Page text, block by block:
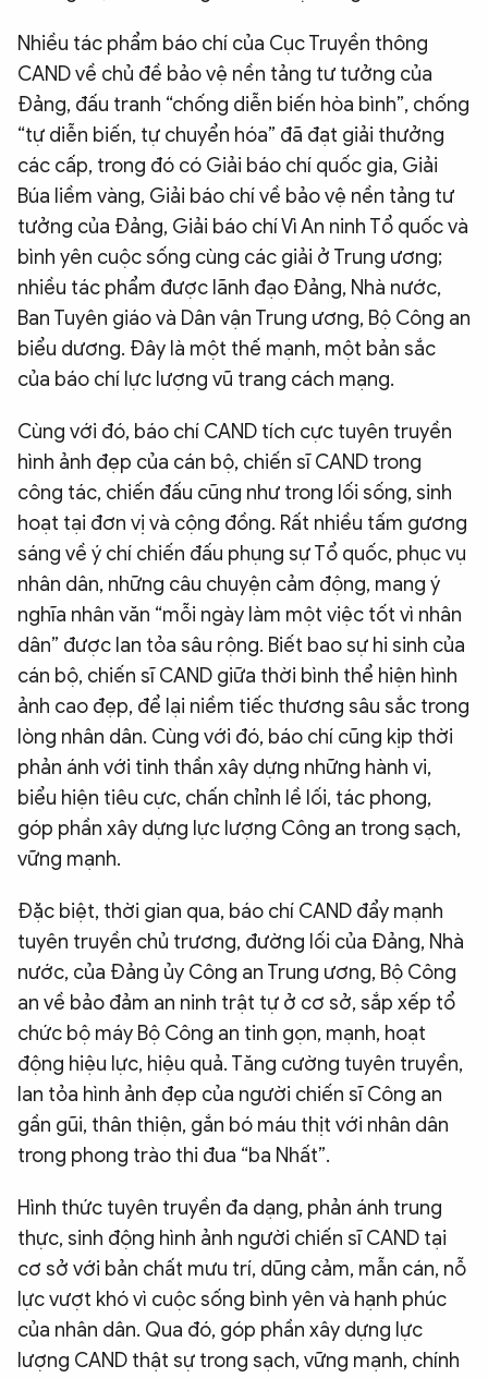
Nhiều tác phẩm báo chí của Cục Truyền thông
CAND về chủ đề bảo vệ nền tảng tư tưởng của
Đảng, đấu tranh “chống diễn biến hòa bình”, chống
“tự diễn biến, tự chuyển hóa” đã đạt giải thưởng
các cấp, trong đó có Giải báo chí quốc gia, Giải
Búa liềm vàng, Giải báo chí về bảo vệ nền tảng tư
tưởng của Đảng, Giải báo chí Vì An ninh Tổ quốc và
bình yên cuộc sống cùng các giải ở Trung ương;
nhiều tác phẩm được lãnh đạo Đảng, Nhà nước,
Ban Tuyên giáo và Dân vận Trung ương, Bộ Công an
biểu dương. Đây là một thế mạnh, một bản sắc
của báo chí lực lượng vũ trang cách mạng.
Cùng với đó, báo chí CAND tích cực tuyên truyền
hình ảnh đẹp của cán bộ, chiến sĩ CAND trong
công tác, chiến đấu cũng như trong lối sống, sinh
hoạt tại đơn vị và cộng đồng. Rất nhiều tấm gương
sáng về ý chí chiến đấu phụng sự Tổ quốc, phục vụ
nhân dân, những câu chuyện cảm động, mang ý
nghĩa nhân văn “mỗi ngày làm một việc tốt vì nhân
dân” được lan tỏa sâu rộng. Biết bao sự hi sinh của
cán bộ, chiến sĩ CAND giữa thời bình thể hiện hình
ảnh cao đẹp, để lại niềm tiếc thương sâu sắc trong
lòng nhân dân. Cùng với đó, báo chí cũng kịp thời
phản ánh với tinh thần xây dựng những hành vi,
biểu hiện tiêu cực, chấn chỉnh lề lối, tác phong,
góp phần xây dựng lực lượng Công an trong sạch,
vững mạnh.
Đặc biệt, thời gian qua, báo chí CAND đẩy mạnh
tuyên truyền chủ trương, đường lối của Đảng, Nhà
nước, của Đảng ủy Công an Trung ương, Bộ Công
an về bảo đảm an ninh trật tự ở cơ sở, sắp xếp tổ
chức bộ máy Bộ Công an tinh gọn, mạnh, hoạt
động hiệu lực, hiệu quả. Tăng cường tuyên truyền,
lan tỏa hình ảnh đẹp của người chiến sĩ Công an
gần gũi, thân thiện, gắn bó máu thịt với nhân dân
trong phong trào thi đua “ba Nhất”.
Hình thức tuyên truyền đa dạng, phản ánh trung
thực, sinh động hình ảnh người chiến sĩ CAND tại
cơ sở với bản chất mưu trí, dũng cảm, mẫn cán, nỗ
lực vượt khó vì cuộc sống bình yên và hạnh phúc
của nhân dân. Qua đó, góp phần xây dựng lực
lượng CAND thật sự trong sạch, vững mạnh, chính